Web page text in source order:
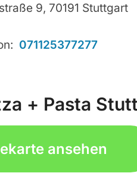
9, 70191 Stuttgart
071125377277
+ Pasta
ansehen